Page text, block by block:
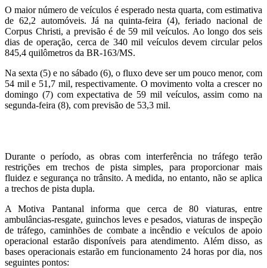
O maior número de veículos é esperado nesta quarta, com estimativa
de 62,2 automóveis. Já na quinta-feira (4), feriado nacional de
Corpus Christi, a previsão é de 59 mil veículos. Ao longo dos seis
dias de operação, cerca de 340 mil veículos devem circular pelos
845,4 quilômetros da BR-163/MS.
Na sexta (5) e no sábado (6), o fluxo deve ser um pouco menor, com
54 mil e 51,7 mil, respectivamente. O movimento volta a crescer no
domingo (7) com expectativa de 59 mil veículos, assim como na
segunda-feira (8), com previsão de 53,3 mil.
Durante o período, as obras com interferência no tráfego terão
restrições em trechos de pista simples, para proporcionar mais
fluidez e segurança no trânsito. A medida, no entanto, não se aplica
a trechos de pista dupla.
A Motiva Pantanal informa que cerca de 80 viaturas, entre
ambulâncias-resgate, guinchos leves e pesados, viaturas de inspeção
de tráfego, caminhões de combate a incêndio e veículos de apoio
operacional estarão disponíveis para atendimento. Além disso, as
bases operacionais estarão em funcionamento 24 horas por dia, nos
seguintes pontos: